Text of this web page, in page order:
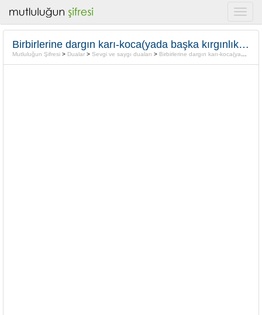
Birbirlerine dargın karı-koca(yada başka kırgınlıkları için) dua
Mutluluğun Şifresi > Dualar > Sevgi ve saygı duaları > Birbirlerine dargın karı-koca(yada başka kırgınlıkları için) dua